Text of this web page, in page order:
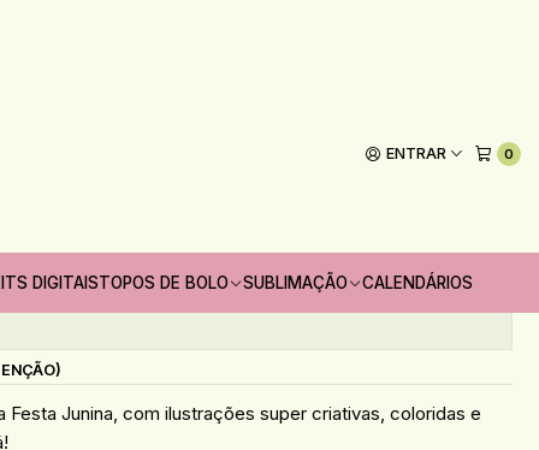
ENTRAR 0
DIGITAISTOPOS DE BOLO SUBLIMAÇÃO CALENDÁRIOS
Festa Junina, com ilustrações super criativas, coloridas e